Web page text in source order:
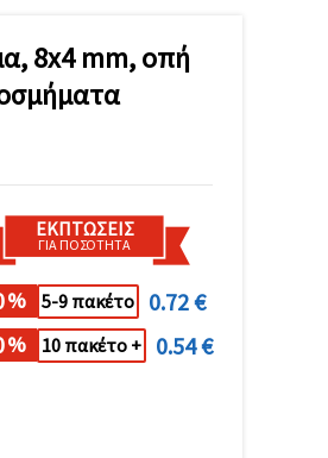
8x4 mm, οπή
ΕΚΠΤΏΣΕΙΣ
ΓΙΑ ΠΟΣΌΤΗΤΑ
% 5-9 πακέτο
0.72 €
% 10 πακέτο + 0.54 €